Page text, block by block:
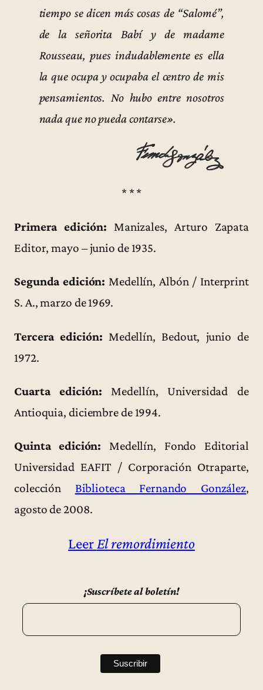
tiempo se dicen más cosas de “Salomé”,
de la señorita Babí y de madame
Rousseau, pues indudablemente es ella
la que ocupa y ocupaba el centro de mis
pensamientos. No hubo entre nosotros
nada que no pueda contarse».
* * *
Primera edición: Manizales, Arturo Zapata
Editor, mayo – junio de 1935.
Segunda edición: Medellín, Albón / Interprint
S. A., marzo de 1969.
Tercera edición: Medellín, Bedout, junio de
1972.
Cuarta edición: Medellín, Universidad de
Antioquia, diciembre de 1994.
Quinta edición: Medellín, Fondo Editorial
Universidad EAFIT / Corporación Otraparte,
colección Biblioteca Fernando González,
agosto de 2008.
Leer El remordimiento
¡Suscríbete al boletín!